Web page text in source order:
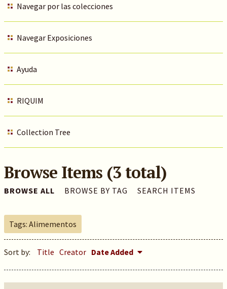
Navegar por las colecciones
Navegar Exposiciones
Ayuda
RIQUIM
Collection Tree
Browse Items (3 total)
BROWSE ALL BROWSE BY TAG SEARCH ITEMS
Tags: Alimementos
Sort by: Title Creator Date Added